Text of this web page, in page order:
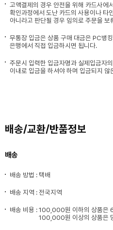
고액결제의 경우 안전을 위해 카드사에
확인과정에서 도난 카드의 사용이나 타
아니라고 판단될 경우 임의로 주문을
무통장 입금은 상품 구매 대금은 PC뱅
은행에서 직접 입금하시면 됩니다.
주문시 입력한 입금자명과 실제입금자
이내로 입금을 하셔야 하며 입금되지
배송/교환/반품정보
배송
배송 방법 : 택배
배송 지역 : 전국지역
배송 비용 :100,000원 이하의 상품은
100,000원 이상의 상품은